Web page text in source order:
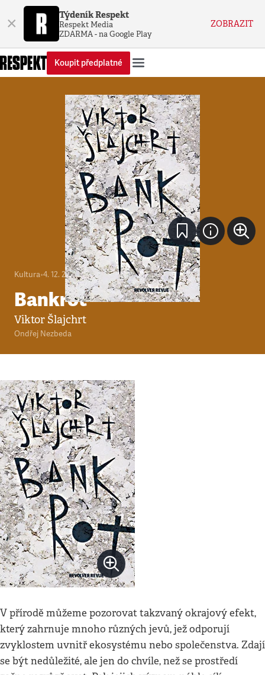
× Týdeník Respekt
Respekt Media
ZDARMA - na Google Play
ZOBRAZIT
Koupit předplatné
Kultura•4. 12. 2011•6minut
Bankrot
Viktor Šlajchrt
Ondřej Nezbeda
V přírodě můžeme pozorovat takzvaný okrajový efekt,
který zahrnuje mnoho různých jevů, jež odporují
zvyklostem uvnitř ekosystému nebo společenstva. Zdají
se být nedůležité, ale jen do chvíle, než se prostředí